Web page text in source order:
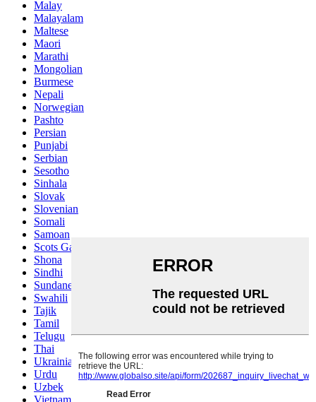
Malay
Malayalam
Maltese
Maori
Marathi
Mongolian
Burmese
Nepali
Norwegian
Pashto
Persian
Punjabi
Serbian
Sesotho
Sinhala
Slovak
Slovenian
Somali
Samoan
Scots Gaelic
Shona
Sindhi
Sundanese
Swahili
Tajik
Tamil
Telugu
Thai
Ukrainian
Urdu
Uzbek
Vietnamese